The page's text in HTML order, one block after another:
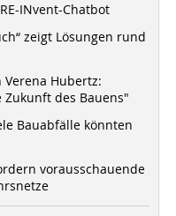
INvent-Chatbot
zeigt Lösungen rund
Hubertz:
des Bauens"
Bauabfälle könnten
vorausschauende